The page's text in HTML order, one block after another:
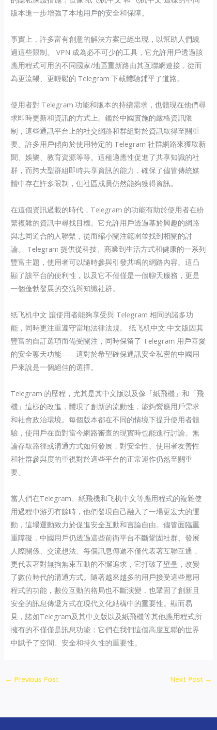
版本進一步增強了本地用戶的安全和保障。
事實上，許多富有創意的解決方案已經出現，以幫助人們繞
過這些限制。 VPN 成為必不可少的工具，它允許用戶透過該
應用程式可用的不同國家/地區重新路由其互聯網連接，從而
為更流暢、更輕鬆的 Telegram 下載體驗鋪平了道路。
使用者對 Telegram 功能和版本的持續需求，也體現在他們尋
求即時更新和資訊的方式上。鑑於中國實施的嚴格資訊限
制，這些通訊平台上的社交網路和群組對於資訊取得至關重
要。許多用戶傾向於使用特定的 Telegram 社群網路來獲取新
聞、娛樂、教育資源等等。這種適應性促進了共享知識的社
群，而跨大型群組即時共享資訊的能力，確保了儘管傳統媒
體中存在許多限制，但社區成員仍然能夠獲得資訊。
在這個資訊過載的時代，Telegram 的功能有助於使用者在紛
繁複雜的資訊中尋找目標。它允許用戶透過基於興趣的網路
與志同道合的人聯繫，從而縮小關注範圍並找到相關的討
論。 Telegram 提供從科技、商業到生活方式和健康的一系列
豐富主題，使用者可以隨時參與引發共鳴的網路內容。這凸
顯了該平台的便利性，以及它不僅僅是一個聊天服務，更是
一個蓬勃發展的交流與知識社群。
纸飞机中文 讓使用者能夠享受與 Telegram 相同的諸多功
能，同時更注重遵守當地法律法規。 纸飞机中文 中文版因其
豐富的自訂選項而備受關注，同時保留了 Telegram 用戶喜愛
的安全聊天功能——這對於希望確保通訊安全私密的中國用
戶來說是一個絕佳的選擇。
Telegram 的歷程，尤其是其中文版以及像「紙飛機」和「飛
機」這樣的改進，體現了創新的流動性，能夠響應用戶需求
和社會政治環境。每個版本都在不同的情境下提升使用者體
驗，使用戶在面對當今網路審查的現實時也能進行討論。無
論存取路徑或溝通方式如何發展，對安全性、使用者友善性
和社群參與度的重視對於這些平台的正常運作仍然至關重
要。
當人們在Telegram、紙飛機和飞机中文等應用程式的複雜使
用過程中游刃有餘時，他們發現自己融入了一場更宏大的運
動，這場運動致力於促進安全互動和言論自由。儘管面臨重
重障礙，中國用戶仍透過這些前衛平台不斷鞏固社群、發展
人際關係、交流想法。每個訊息傳遞不僅代表著互聯互通，
更代表著對無拘無束互動的不懈追求，它打破了壁壘，改變
了數位時代的溝通方式。隨著越來越多的用戶接受這些應用
程式的功能，數位互動的格局也不斷演變，也鞏固了創新且
安全的訊息傳遞方式在現代文化結構中的重要性。顯而易
見，諸如Telegram及其中文版以及紙飛機等其他應用程式所
擁有的不僅僅是訊息功能；它們在我們這個高度互聯的世界
中賦予了空間、安全和持久性的重要性。
← Previous Post Next Post →